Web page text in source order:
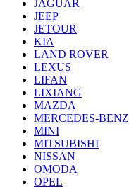
JAGUAR
JEEP
JETOUR
KIA
LAND ROVER
LEXUS
LIFAN
LIXIANG
MAZDA
MERCEDES-BENZ
MINI
MITSUBISHI
NISSAN
OMODA
OPEL